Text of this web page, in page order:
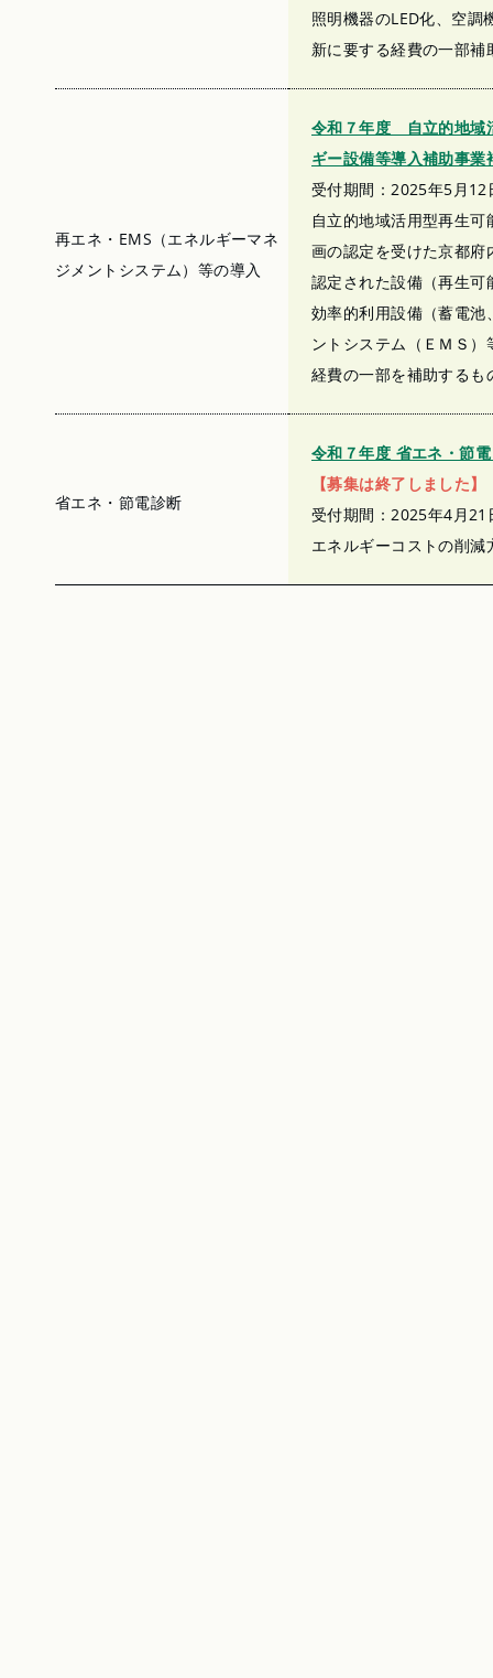
照明機器のLED化、空調
新に要する経費の一部補
再エネ・EMS（エネルギーマネ
ジメントシステム）等の導入
令和７年度 自立的地域
ギー設備等導入補助事業
受付期間：2025年5月12
自立的地域活用型再生
画の認定を受けた京都
認定された設備（再生
効率的利用設備（蓄電
ントシステム（ＥＭＳ
経費の一部を補助するも
省エネ・節電診断
令和７年度 省エネ・節
【募集は終了しました】
受付期間：2025年4月
エネルギーコストの削減